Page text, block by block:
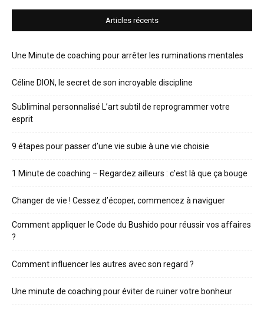
Articles récents
Une Minute de coaching pour arrêter les ruminations mentales
Céline DION, le secret de son incroyable discipline
Subliminal personnalisé L’art subtil de reprogrammer votre
esprit
9 étapes pour passer d’une vie subie à une vie choisie
1 Minute de coaching – Regardez ailleurs : c’est là que ça bouge
Changer de vie ! Cessez d’écoper, commencez à naviguer
Comment appliquer le Code du Bushido pour réussir vos affaires
?
Comment influencer les autres avec son regard ?
Une minute de coaching pour éviter de ruiner votre bonheur